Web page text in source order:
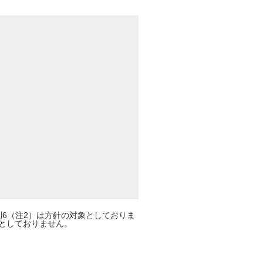
（注2）は方針の対象としておりま
ておりません。